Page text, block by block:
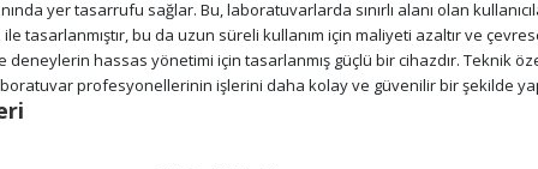
yer tasarrufu sağlar. Bu, laboratuvarlarda sınırlı alanı olan
tasarlanmıştır, bu da uzun süreli kullanım için maliyeti azaltır ve
deneylerin hassas yönetimi için tasarlanmış güçlü bir cihazdır. Teknik
profesyonellerinin işlerini daha kolay ve güvenilir bir şekilde